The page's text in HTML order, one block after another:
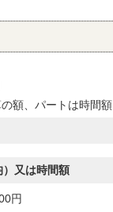
額、パートは時間額
又は時間額
円